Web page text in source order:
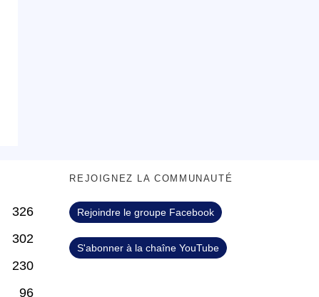
326
302
230
96
REJOIGNEZ LA COMMUNAUTÉ
Rejoindre le groupe Facebook
S'abonner à la chaîne YouTube